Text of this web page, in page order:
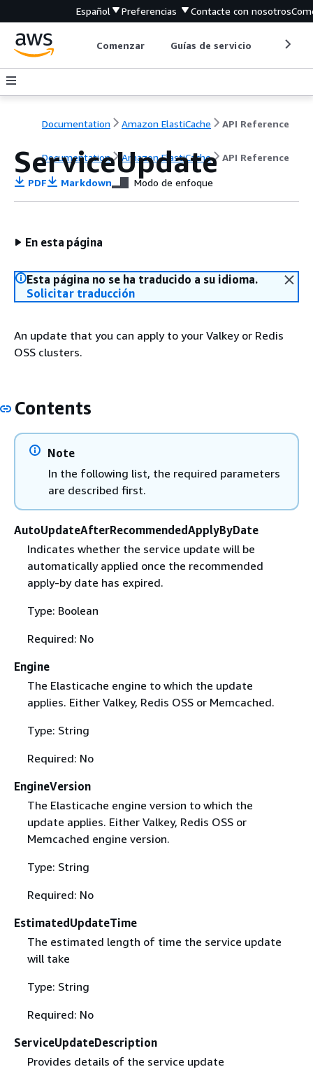
Español Preferencias Contacte con nosotros
Comenzar Guías de servicio
Documentation Amazon ElastiCache API Reference
Documentation Amazon ElastiCache API Reference
ServiceUpdate
PDF Markdown Modo de enfoque
En esta página
Esta página no se ha traducido a su idioma.
Solicitar traducción
An update that you can apply to your Valkey or Redis
OSS clusters.
Contents
Note
In the following list, the required parameters
are described first.
AutoUpdateAfterRecommendedApplyByDate
Indicates whether the service update will be
automatically applied once the recommended
apply-by date has expired.
Type: Boolean
Required: No
Engine
The Elasticache engine to which the update
applies. Either Valkey, Redis OSS or Memcached.
Type: String
Required: No
EngineVersion
The Elasticache engine version to which the
update applies. Either Valkey, Redis OSS or
Memcached engine version.
Type: String
Required: No
EstimatedUpdateTime
The estimated length of time the service update
will take
Type: String
Required: No
ServiceUpdateDescription
Provides details of the service update